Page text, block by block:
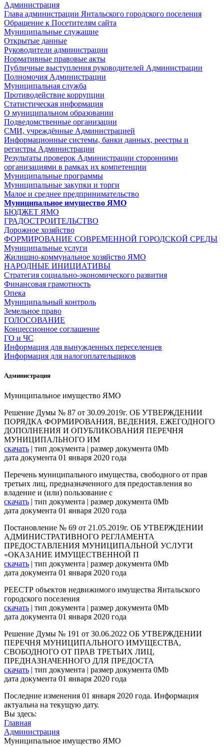
Администрация
Глава администрации Янтальского городского поселения
Обращение к Посетителям сайта
Муниципальные служащие
Открытые данные
Руководители администрации
Нормативные правовые акты
Публичные выступления руководителей Администрации
Полномочия Администрации
Муниципальная служба
Противодействие коррупции
Статистическая информация
О муниципальном образовании
Подведомственные организации
СМИ, учреждённые Администрацией
Информационные системы, банки данных, реестры и
регистры Администрации
Результаты проверок Администрации сторонними
организациями в рамках их компетенции
Муниципальные программы
Муниципальные закупки и торги
Малое и среднее предпринимательство
Муниципальное имущество ЯМО
БЮДЖЕТ ЯМО
ГРАДОСТРОИТЕЛЬСТВО
Дорожное хозяйство
ФОРМИРОВАНИЕ СОВРЕМЕННОЙ ГОРОДСКОЙ СРЕДЫ
Муниципальные услуги
Жилищно-коммунальное хозяйство ЯМО
НАРОДНЫЕ ИНИЦИАТИВЫ
Стратегия социально-экономического развития
Финансовая грамотность
Опека
Муниципальный контроль
Земельное право
ГОЛОСОВАНИЕ
Концессионное соглашение
ГО и ЧС
Информация для вынужденных переселенцев
Информация для налогоплательщиков
Администрация
Муниципальное имущество ЯМО
Решение Думы № 87 от 30.09.2019г. ОБ УТВЕРЖДЕНИИ
ПОРЯДКА ФОРМИРОВАНИЯ, ВЕДЕНИЯ, ЕЖЕГОДНОГО
ДОПОЛНЕНИЯ И ОПУБЛИКОВАНИЯ ПЕРЕЧНЯ
МУНИЦИПАЛЬНОГО ИМ
скачать | тип документа | размер документа 0Mb
дата документа 01 января 2020 года
Перечень муниципального имущества, свободного от прав
третьих лиц, предназначенного для предоставления во
владение и (или) пользование с
скачать | тип документа | размер документа 0Mb
дата документа 01 января 2020 года
Постановление № 69 от 21.05.2019г. ОБ УТВЕРЖДЕНИИ
АДМИНИСТРАТИВНОГО РЕГЛАМЕНТА
ПРЕДОСТАВЛЕНИЯ МУНИЦИПАЛЬНОЙ УСЛУГИ
«ОКАЗАНИЕ ИМУЩЕСТВЕННОЙ П
скачать | тип документа | размер документа 0Mb
дата документа 01 января 2020 года
РЕЕСТР объектов недвижимого имущества Янтальского
городского поселения
скачать | тип документа | размер документа 0Mb
дата документа 01 января 2020 года
Решение Думы № 191 от 30.06.2022 ОБ УТВЕРЖДЕНИИ
ПЕРЕЧНЯ МУНИЦИПАЛЬНОГО ИМУЩЕСТВА,
СВОБОДНОГО ОТ ПРАВ ТРЕТЬИХ ЛИЦ,
ПРЕДНАЗНАЧЕННОГО ДЛЯ ПРЕДОСТА
скачать | тип документа | размер документа 0Mb
дата документа 01 января 2020 года
Последние изменения 01 января 2020 года. Информация
актуальна на текущую дату.
Вы здесь:
Главная
Администрация
Муниципальное имущество ЯМО